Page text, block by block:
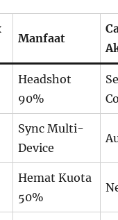
Manfaat
Headshot
90%
Sync Multi-
Device
Hemat Kuota
50%